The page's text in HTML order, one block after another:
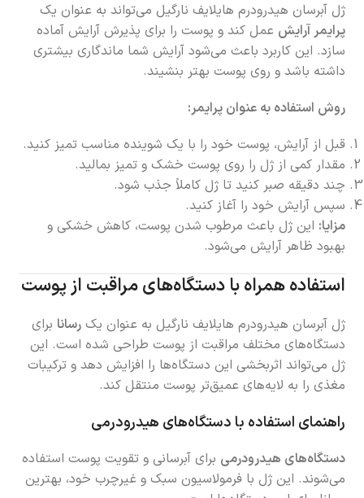
ژل آبرسان هیدرودرم هایلایف نارگیل می‌تواند به عنوان یک
پرایمر آرایش عمل کند و پوست را برای پذیرش آرایش آماده
سازد. این کاربرد باعث می‌شود آرایش شما ماندگاری بیشتری
داشته باشد و روی پوست بهتر بنشیند.
روش استفاده به عنوان پرایمر:
قبل از آرایش، پوست خود را با یک شوینده مناسب تمیز کنید.
مقدار کمی از ژل را روی پوست خشک و تمیز بمالید.
چند دقیقه صبر کنید تا ژل کاملاً جذب شود.
سپس آرایش خود را آغاز کنید.
مزایا: این ژل باعث مرطوب شدن پوست، کاهش خشکی و
بهبود ظاهر آرایش می‌شود.
استفاده همراه با دستگاه‌های مراقبت از پوست
ژل آبرسان هیدرودرم هایلایف نارگیل به عنوان یکرسانا برای
دستگاه‌های مختلف مراقبت از پوست طراحی شده است. این
ژل می‌تواند اثربخشی این دستگاه‌ها را افزایش دهد و ترکیبات
مغذی را به لایه‌های عمیق‌تر پوست منتقل کند.
راهنمای استفاده با دستگاه‌های هیدرودرمی
دستگاه‌های هیدرودرمی برای آبرسانی و تقویت پوست استفاده
می‌شوند. این ژل با فرمولاسیون سبک و غیرچرب خود، بهترین